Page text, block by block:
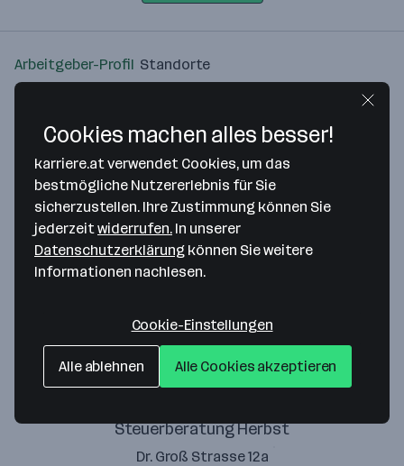
Arbeitgeber-Profil Standorte
Bitte stimme unseren Cookie-
Richtlinien zu, um diese Karte
anzuzeigen.
Steuerberatung Herbst
Dr. Groß Strasse 12a
Cookies machen alles besser!
karriere.at verwendet Cookies, um das
bestmögliche Nutzererlebnis für Sie
sicherzustellen. Ihre Zustimmung können Sie
jederzeitwiderrufen. In unserer
Datenschutzerklärung können Sie weitere
Informationen nachlesen.
Cookie-Einstellungen
Alle ablehnen Alle Cookies akzeptieren